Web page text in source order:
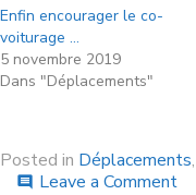
Enfin encourager le co-
voiturage …
5 novembre 2019
Dans "Déplacements"
Posted in Déplacements,
comment Leave a Comment